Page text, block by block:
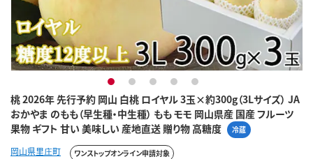
桃 2026年 先行予約 岡山 白桃 ロイヤル 3玉×約300g（3Lサイズ） JA
おかやま のもも（早生種・中生種） もも モモ 岡山県産 国産 フルーツ
果物 ギフト 甘い 美味しい 産地直送 贈り物 高糖度
冷蔵
1 2 3 4 5
岡山県里庄町 ワンストップオンライン申請対象